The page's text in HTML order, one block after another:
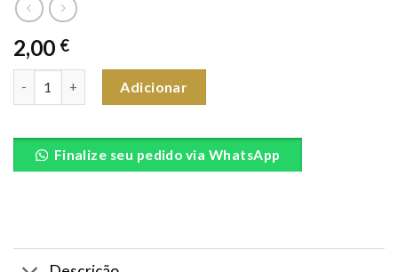
2,00 €
Adicionar
Finalize seu pedido via WhatsApp